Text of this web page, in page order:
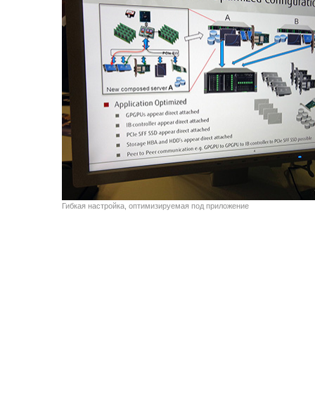
Гибкая настройка, оптимизируемая под приложение